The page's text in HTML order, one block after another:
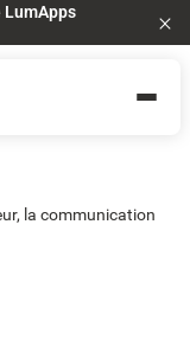
la communication